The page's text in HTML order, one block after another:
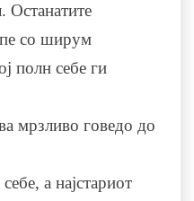
Останатите
со ширум
полн себе ги
мрзливо говедо до
а најстариот